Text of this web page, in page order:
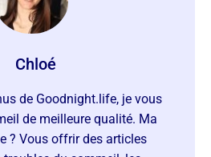
Chloé
de Goodnight.life, je vous
de meilleure qualité. Ma
? Vous offrir des articles